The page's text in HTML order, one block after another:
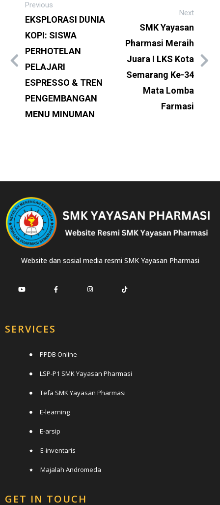
Previous
EKSPLORASI DUNIA
KOPI: SISWA
PERHOTELAN
PELAJARI
ESPRESSO & TREN
PENGEMBANGAN
MENU MINUMAN
Next
SMK Yayasan
Pharmasi Meraih
Juara I LKS Kota
Semarang Ke-34
Mata Lomba
Farmasi
Website dan sosial media resmi SMK Yayasan Pharmasi
SERVICES
PPDB Online
LSP-P1 SMK Yayasan Pharmasi
Tefa SMK Yayasan Pharmasi
E-learning
E-arsip
E-inventaris
Majalah Andromeda
GET IN TOUCH